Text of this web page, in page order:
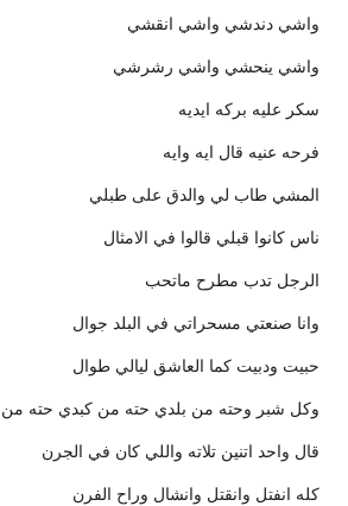
واشي دندشي واشي انقشي
واشي ينحشي واشي رشرشي
سكر عليه بركه ايديه
فرحه عنيه قال ايه وايه
المشي طاب لي والدق على طبلي
ناس كانوا قبلي قالوا في الامثال
الرجل تدب مطرح ماتحب
وانا صنعتي مسحراتي في البلد جوال
حبيت ودبيت كما العاشق ليالي طوال
وكل شبر وحته من بلدي حته من كبدي حته من
قال واحد اتنين تلاته واللي كان في الجرن
كله انفتل وانقتل وانشال وراح الفرن